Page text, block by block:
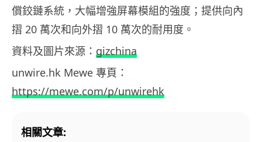
償鉸鏈系統，大幅增強屏幕模組的強度；提供向內
摺 20 萬次和向外摺 10 萬次的耐用度。
資料及圖片來源： gizchina
unwire.hk Mewe 專頁：
https://mewe.com/p/unwirehk
相關文章: